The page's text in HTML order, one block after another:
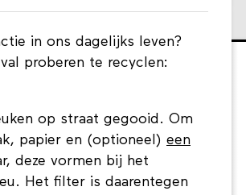
in ons dagelijks leven?
proberen te recyclen:
op straat gegooid. Om
papier en (optioneel) een
deze vormen bij het
Het filter is daarentegen